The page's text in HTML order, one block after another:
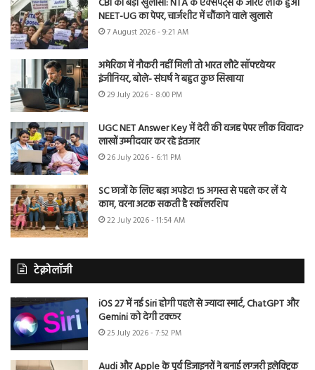
NEET-UG का पेपर, चार्जशीट में चौंकाने वाले खुलासे
7 August 2026 - 9:21 AM
अमेरिका में नौकरी नहीं मिली तो भारत लौटे सॉफ्टवेयर
इंजीनियर, बोले- संघर्ष ने बहुत कुछ सिखाया
29 July 2026 - 8:00 PM
UGC NET Answer Key में देरी की वजह पेपर लीक विवाद?
लाखों उम्मीदवार कर रहे इंतजार
26 July 2026 - 6:11 PM
SC छात्रों के लिए बड़ा अपडेट! 15 अगस्त से पहले कर लें ये
काम, वरना अटक सकती है स्कॉलरशिप
22 July 2026 - 11:54 AM
टेक्नोलॉजी
iOS 27 में नई Siri होगी पहले से ज्यादा स्मार्ट, ChatGPT और
Gemini को देगी टक्कर
25 July 2026 - 7:52 PM
Audi और Apple के पूर्व डिजाइनरों ने बनाई लग्जरी इलेक्ट्रिक